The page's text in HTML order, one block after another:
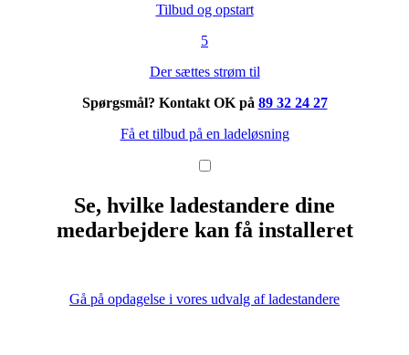
Tilbud og opstart
5
Der sættes strøm til
Spørgsmål? Kontakt OK på 89 32 24 27
Få et tilbud på en ladeløsning
Se, hvilke ladestandere dine
medarbejdere kan få installeret
Gå på opdagelse i vores udvalg af ladestandere